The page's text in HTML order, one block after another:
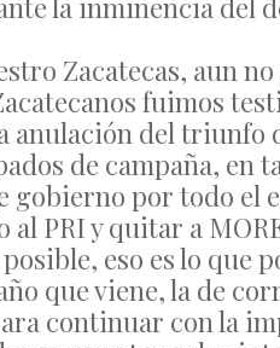
la inminencia del
Zacatecas, aun
fuimos
anulación del triunfo
de campaña, en
por todo el
PRI y quitar a
eso es lo que
que viene, la de
continuar con la